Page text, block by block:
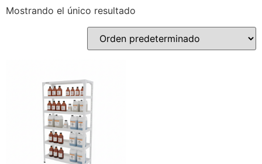
Mostrando el único resultado